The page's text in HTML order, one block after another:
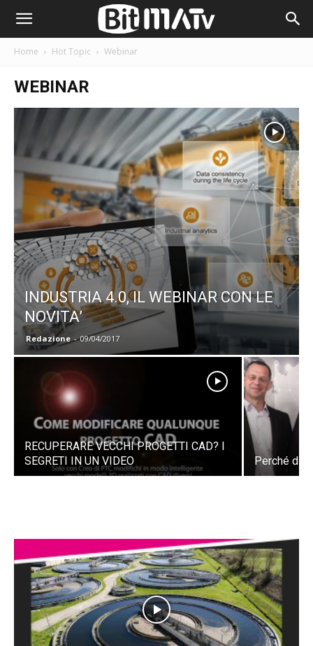
Home Hot Topic Webinar
WEBINAR
INDUSTRIA 4.0, IL WEBINAR CON LE
NOVITA’
Redazione - 09/04/2017
RECUPERARE VECCHI PROGETTI CAD? I
SEGRETI IN UN VIDEO
Perché